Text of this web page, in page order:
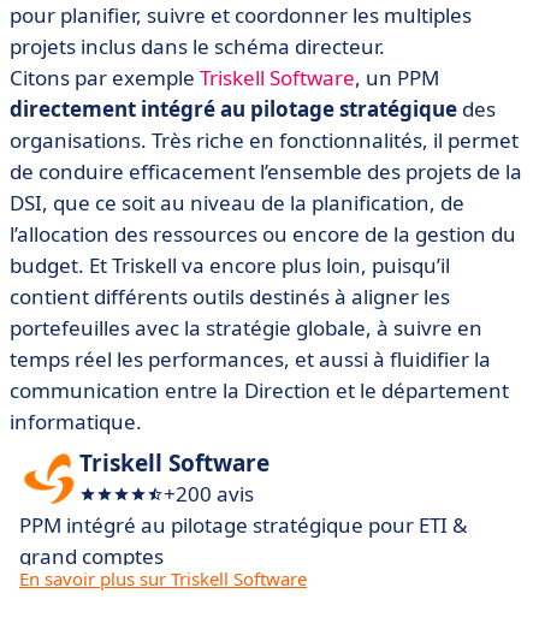
pour planifier, suivre et coordonner les multiples
projets inclus dans le schéma directeur.
Citons par exemple Triskell Software, un PPM
directement intégré au pilotage stratégique des
organisations. Très riche en fonctionnalités, il permet
de conduire efficacement l’ensemble des projets de la
DSI, que ce soit au niveau de la planification, de
l’allocation des ressources ou encore de la gestion du
budget. Et Triskell va encore plus loin, puisqu’il
contient différents outils destinés à aligner les
portefeuilles avec la stratégie globale, à suivre en
temps réel les performances, et aussi à fluidifier la
communication entre la Direction et le département
informatique.
Triskell Software
+200 avis
PPM intégré au pilotage stratégique pour ETI &
grand comptes
En savoir plus sur Triskell Software